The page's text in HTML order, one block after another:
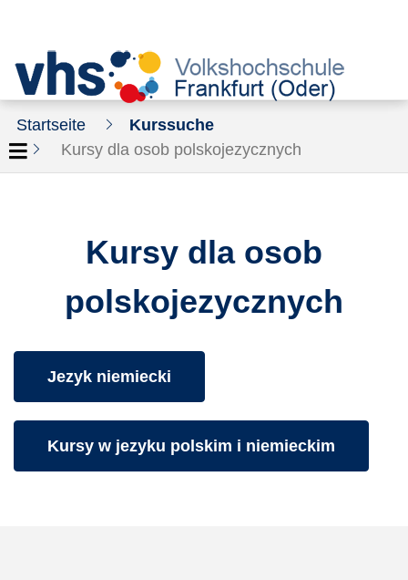
Startseite
Kurssuche
Kursy dla osob polskojezycznych
Kursy dla osob
polskojezycznych
Kurse des folgenden Fachbereiches aufrufen:
Jezyk niemiecki
Kurse des folgenden Fachbereiches aufrufen:
Kursy w jezyku polskim i niemieckim